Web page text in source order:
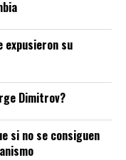
su
Dimitrov?
si no se consiguen